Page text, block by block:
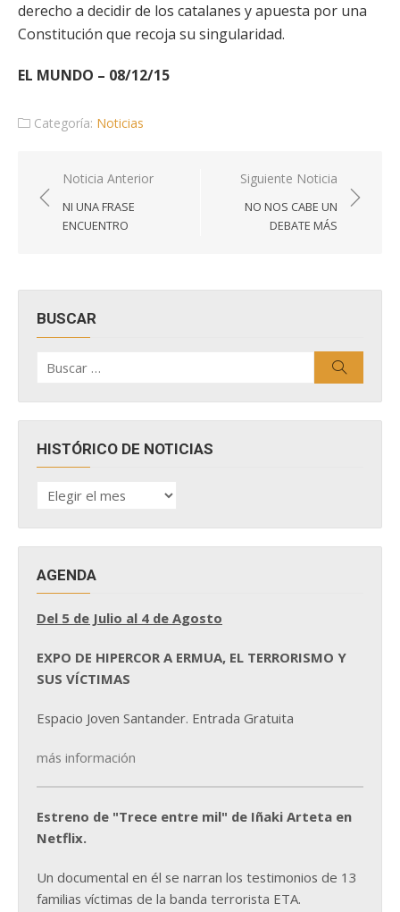
derecho a decidir de los catalanes y apuesta por una
Constitución que recoja su singularidad.
EL MUNDO – 08/12/15
Categoría: Noticias
Navegación
de
entradas
Noticia Anterior
NI UNA FRASE
ENCUENTRO
Siguiente Noticia
NO NOS CABE UN
DEBATE MÁS
BUSCAR
por:
HISTÓRICO DE NOTICIAS
HISTÓRICO
DE
AGENDA
Del 5 de Julio al 4 de Agosto
EXPO DE HIPERCOR A ERMUA, EL TERRORISMO Y
SUS VÍCTIMAS
Espacio Joven Santander. Entrada Gratuita
más información
Estreno de "Trece entre mil" de Iñaki Arteta en
Netflix.
Un documental en él se narran los testimonios de 13
familias víctimas de la banda terrorista ETA.